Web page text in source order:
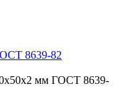
8639-82
мм ГОСТ 8639-